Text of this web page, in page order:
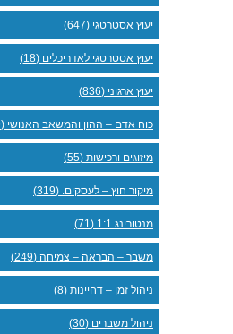
יעוץ אסטרטגי (647)
יעוץ אסטרטגי לאדריכלים (18)
יעוץ ארגוני (836)
כוח אדם – ההון והמשאב האנושי (69)
מיזוגים ורכישות (55)
מיקור חוץ – לעסקים. (319)
מנטורינג 1:1 (71)
משבר – הבראה – צמיחה (249)
ניהול זמן – דחיינות (8)
ניהול משברים (30)